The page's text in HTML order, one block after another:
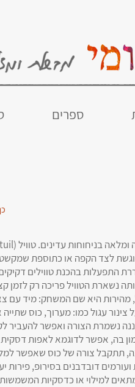
ספרים
לצד הקפה או כתוספת
התפעלות בהכנת טווילים דקיקים
נשארת הטוויל פריכה רק לזמן
מהירות היא שם המשחק: מיד עם
צינור עגול כמו: מערוך, כוס
נשמרת הצורה ואפשר להעביר
בה, אפשר לדוגמא לאפות
תתקבל צורה של כוס שאפשר
דובדבנים בסירופ, פירות
למילוי או כדסקיות